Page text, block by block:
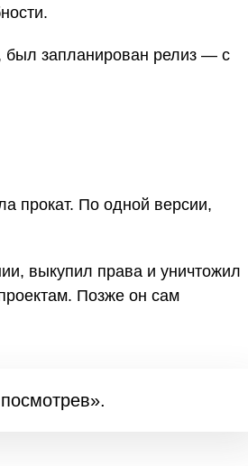
был запланирован релиз — с
прокат. По одной версии,
выкупил права и уничтожил
Позже он сам